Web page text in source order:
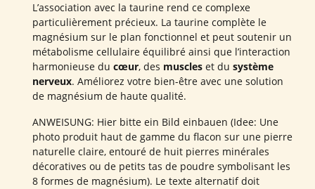
L’association avec la taurine rend ce complexe
particulièrement précieux. La taurine complète le
magnésium sur le plan fonctionnel et peut soutenir un
métabolisme cellulaire équilibré ainsi que l’interaction
harmonieuse du cœur, des muscles et du système
nerveux. Améliorez votre bien-être avec une solution
de magnésium de haute qualité.
ANWEISUNG: Hier bitte ein Bild einbauen (Idee: Une
photo produit haut de gamme du flacon sur une pierre
naturelle claire, entouré de huit pierres minérales
décoratives ou de petits tas de poudre symbolisant les
8 formes de magnésium). Le texte alternatif doit